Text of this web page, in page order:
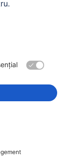
20 Gbit /